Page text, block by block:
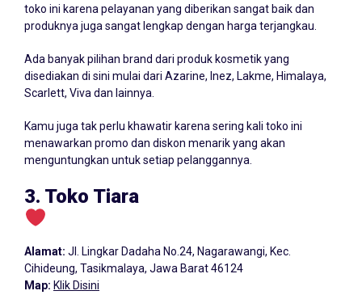
toko ini karena pelayanan yang diberikan sangat baik dan
produknya juga sangat lengkap dengan harga terjangkau.
Ada banyak pilihan brand dari produk kosmetik yang
disediakan di sini mulai dari Azarine, Inez, Lakme, Himalaya,
Scarlett, Viva dan lainnya.
Kamu juga tak perlu khawatir karena sering kali toko ini
menawarkan promo dan diskon menarik yang akan
menguntungkan untuk setiap pelanggannya.
3. Toko Tiara
Alamat: Jl. Lingkar Dadaha No.24, Nagarawangi, Kec.
Cihideung, Tasikmalaya, Jawa Barat 46124
Map: Klik Disini